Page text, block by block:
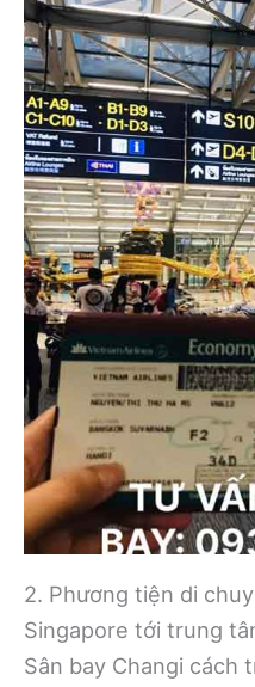
2. Phương tiện di
Singapore tới trung
Sân bay Changi cách